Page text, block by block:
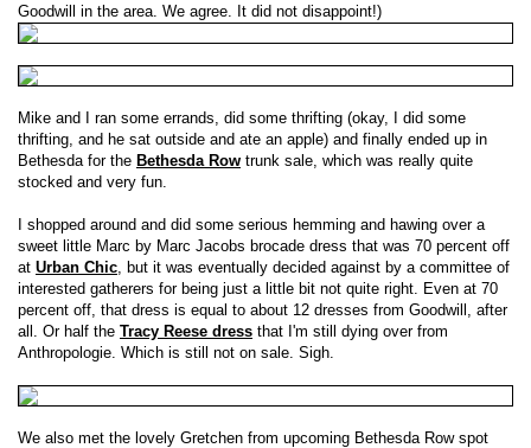
Goodwill in the area. We agree. It did not disappoint!)
Mike and I ran some errands, did some thrifting (okay, I did some
thrifting, and he sat outside and ate an apple) and finally ended up in
Bethesda for the Bethesda Row trunk sale, which was really quite
stocked and very fun.
I shopped around and did some serious hemming and hawing over a
sweet little Marc by Marc Jacobs brocade dress that was 70 percent off
at Urban Chic , but it was eventually decided against by a committee of
interested gatherers for being just a little bit not quite right. Even at 70
percent off, that dress is equal to about 12 dresses from Goodwill, after
all. Or half the Tracy Reese dress that I'm still dying over from
Anthropologie. Which is still not on sale. Sigh.
We also met the lovely Gretchen from upcoming Bethesda Row spot